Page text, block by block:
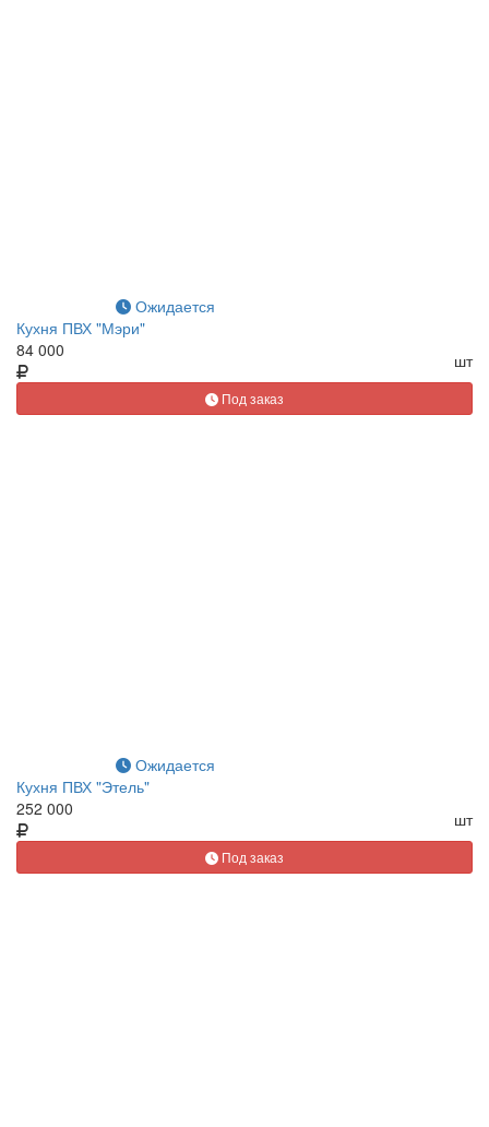
Ожидается
Кухня ПВХ "Мэри"
84 000
шт
Под заказ
Ожидается
Кухня ПВХ "Этель"
252 000
шт
Под заказ